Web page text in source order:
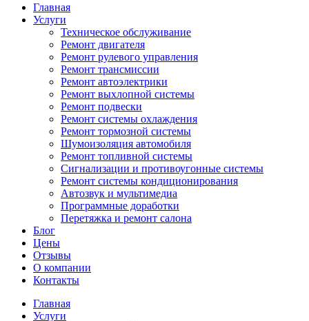
Главная
Услуги
Техническое обслуживание
Ремонт двигателя
Ремонт рулевого управления
Ремонт трансмиссии
Ремонт автоэлектрики
Ремонт выхлопной системы
Ремонт подвески
Ремонт системы охлаждения
Ремонт тормозной системы
Шумоизоляция автомобиля
Ремонт топливной системы
Сигнализации и противоугонные системы
Ремонт системы кондиционирования
Автозвук и мультимедиа
Программные доработки
Перетяжка и ремонт салона
Блог
Цены
Отзывы
О компании
Контакты
Главная
Услуги